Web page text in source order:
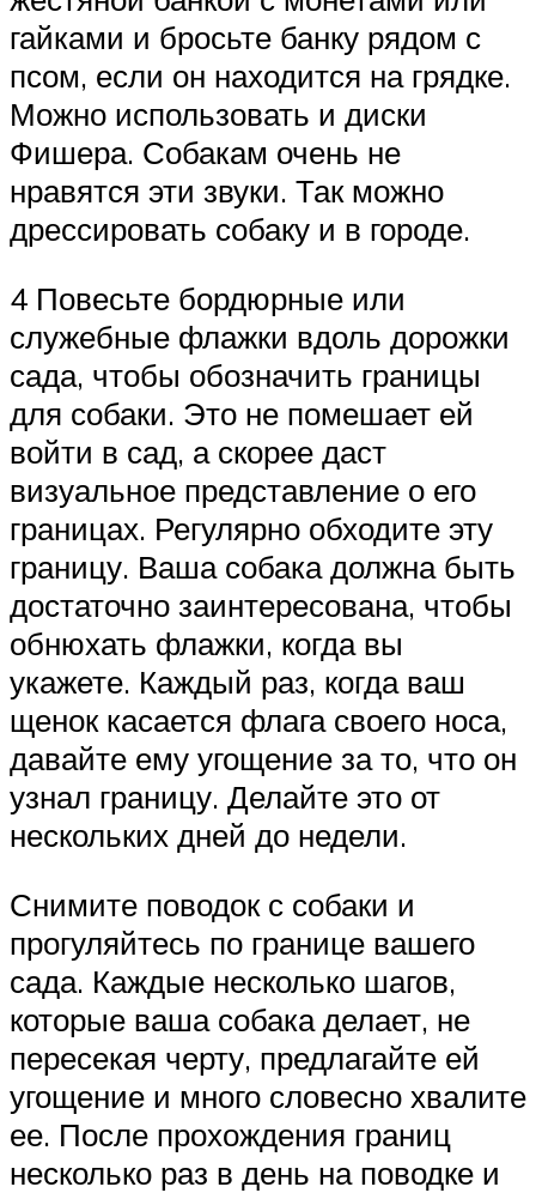
гайками и бросьте банку рядом с
псом, если он находится на грядке.
Можно использовать и диски
Фишера. Собакам очень не
нравятся эти звуки. Так можно
дрессировать собаку и в городе.
4 Повесьте бордюрные или
служебные флажки вдоль дорожки
сада, чтобы обозначить границы
для собаки. Это не помешает ей
войти в сад, а скорее даст
визуальное представление о его
границах. Регулярно обходите эту
границу. Ваша собака должна быть
достаточно заинтересована, чтобы
обнюхать флажки, когда вы
укажете. Каждый раз, когда ваш
щенок касается флага своего носа,
давайте ему угощение за то, что он
узнал границу. Делайте это от
нескольких дней до недели.
Снимите поводок с собаки и
прогуляйтесь по границе вашего
сада. Каждые несколько шагов,
которые ваша собака делает, не
пересекая черту, предлагайте ей
угощение и много словесно хвалите
ее. После прохождения границ
несколько раз в день на поводке и